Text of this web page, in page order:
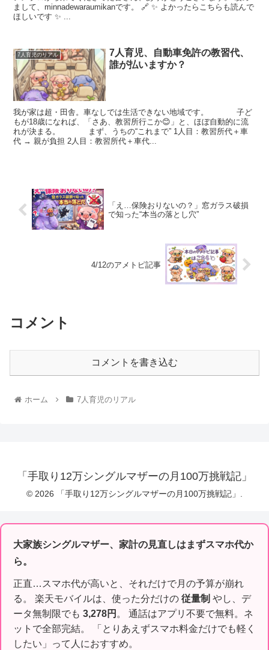
まして、minnadewaraumikanです。 🔗 ✨ よかったらこちらも読んで
ほしいです ✨ ...
7人育児のリアル
7人育児、自動車免許の教習代、
誰が払いますか？
我が家は超・田舎。車なしでは生活できない地域です。 子ど
もが18歳になれば、「さあ、教習所行こか😊」と、ほぼ自動的に流
れが決まる。 まず、うちの“これまで” 1人目：教習所代＋車
代 → 親が負担 2人目：教習所代＋車代...
「え…保険おりないの？」窓ガラス破損
で知った“本当の落とし穴”
4/12のアメトピ記事
コメント
コメントを書き込む
ホーム 7人育児のリアル
「手取り12万シングルマザーの月100万挑戦記」
© 2026 「手取り12万シングルマザーの月100万挑戦記」.
大家族シングルマザー、家計の見直しはまずスマホ代か
ら。
正直…スマホ代が高いと、それだけで月の予算が崩れ
る。 楽天モバイルは、使った分だけの 従量制 やし、デ
ータ無制限でも 3,278円 。 通話はアプリ不要で無料。ネ
ットで全部完結。 「とりあえずスマホ料金だけでも軽く
したい」って人におすすめ。